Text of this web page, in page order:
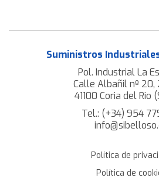
espino para ganar seguridad
Suministros
Pol. Industrial La
Calle Albañil nº 20,
41100 Coria del Rio
Tel.: (+34) 954
Política de
Política de